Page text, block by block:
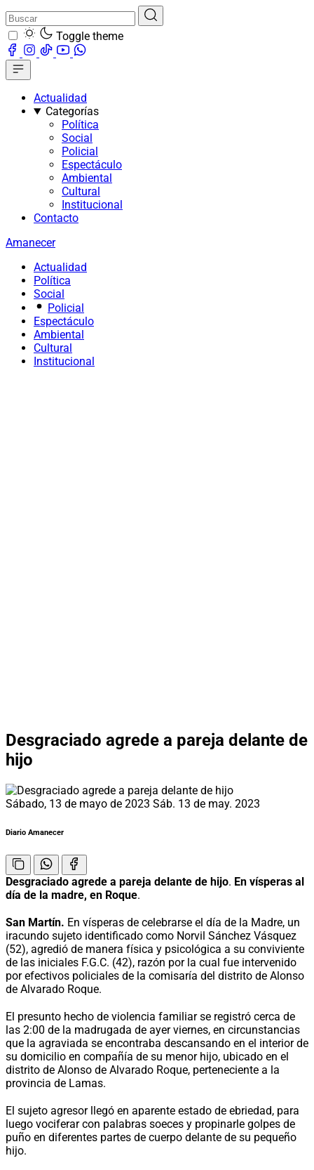
Toggle theme
Actualidad
Categorías
Política
Social
Policial
Espectáculo
Ambiental
Cultural
Institucional
Contacto
Amanecer
Actualidad
Política
Social
Policial
Espectáculo
Ambiental
Cultural
Institucional
Desgraciado agrede a pareja delante de
hijo
Sábado, 13 de mayo de 2023 Sáb. 13 de may. 2023
Diario Amanecer
Desgraciado agrede a pareja delante de hijo. En vísperas al
día de la madre, en Roque.
San Martín. En vísperas de celebrarse el día de la Madre, un
iracundo sujeto identificado como Norvil Sánchez Vásquez
(52), agredió de manera física y psicológica a su conviviente
de las iniciales F.G.C. (42), razón por la cual fue intervenido
por efectivos policiales de la comisaría del distrito de Alonso
de Alvarado Roque.
El presunto hecho de violencia familiar se registró cerca de
las 2:00 de la madrugada de ayer viernes, en circunstancias
que la agraviada se encontraba descansando en el interior de
su domicilio en compañía de su menor hijo, ubicado en el
distrito de Alonso de Alvarado Roque, perteneciente a la
provincia de Lamas.
El sujeto agresor llegó en aparente estado de ebriedad, para
luego vociferar con palabras soeces y propinarle golpes de
puño en diferentes partes de cuerpo delante de su pequeño
hijo.